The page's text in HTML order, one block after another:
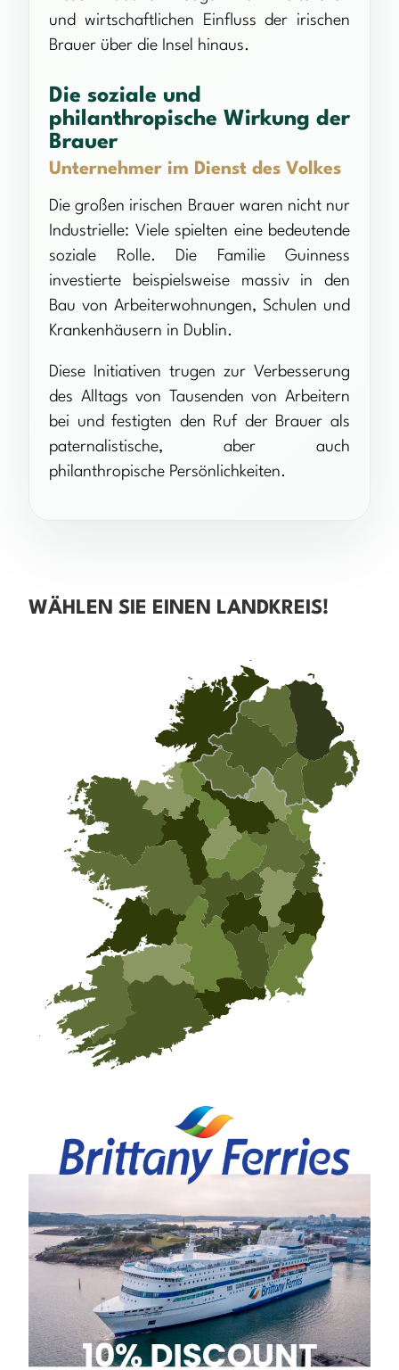
und wirtschaftlichen Einfluss der irischen
Brauer über die Insel hinaus.
Die soziale und
philanthropische Wirkung der
Brauer
Unternehmer im Dienst des Volkes
Die großen irischen Brauer waren nicht nur
Industrielle: Viele spielten eine bedeutende
soziale Rolle. Die Familie Guinness
investierte beispielsweise massiv in den
Bau von Arbeiterwohnungen, Schulen und
Krankenhäusern in Dublin.
Diese Initiativen trugen zur Verbesserung
des Alltags von Tausenden von Arbeitern
bei und festigten den Ruf der Brauer als
paternalistische, aber auch
philanthropische Persönlichkeiten.
WÄHLEN SIE EINEN LANDKREIS!